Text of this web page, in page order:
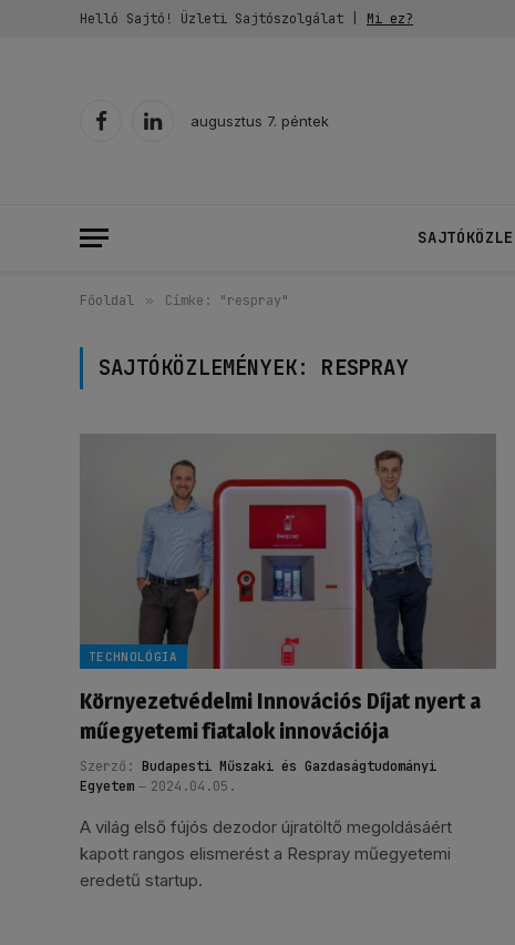
Helló Sajtó! Üzleti Sajtószolgálat | Mi ez?
FacebookLinkedIn
augusztus 7. péntek
Főoldal » Címke: "respray"
SAJTÓKÖZLEMÉNYEK: RESPRAY
TECHNOLÓGIA
Környezetvédelmi Innovációs Díjat nyert a
műegyetemi fiatalok innovációja
Szerző: Budapesti Műszaki és Gazdaságtudományi
Egyetem
2024.04.05.
A világ első fújós dezodor újratöltő megoldásáért
kapott rangos elismerést a Respray műegyetemi
eredetű startup.